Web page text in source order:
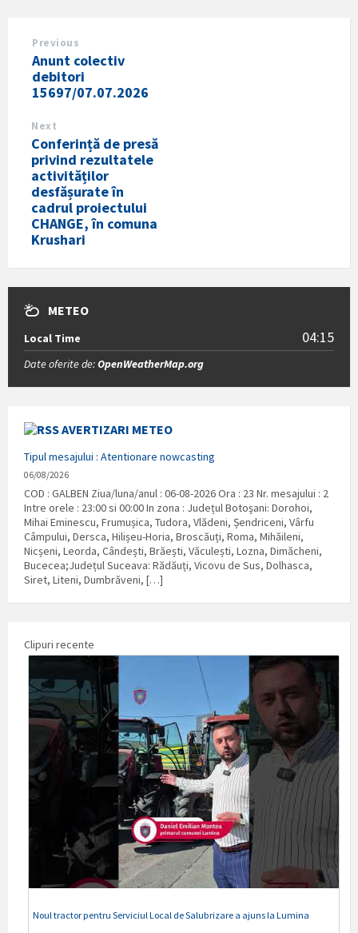
Previous
Anunt colectiv
debitori
15697/07.07.2026
Next
Conferință de presă
privind rezultatele
activităților
desfășurate în
cadrul proiectului
CHANGE, în comuna
Krushari
METEO
Local Time 04:15
Date oferite de:OpenWeatherMap.org
AVERTIZARI METEO
Tipul mesajului : Atentionare nowcasting
06/08/2026
COD : GALBEN Ziua/luna/anul : 06-08-2026 Ora : 23 Nr. mesajului : 2
Intre orele : 23:00 si 00:00 In zona : Județul Botoşani: Dorohoi,
Mihai Eminescu, Frumușica, Tudora, Vlădeni, Șendriceni, Vârfu
Câmpului, Dersca, Hilișeu-Horia, Broscăuți, Roma, Mihăileni,
Nicșeni, Leorda, Cândești, Brăești, Văculești, Lozna, Dimăcheni,
Bucecea;Județul Suceava: Rădăuți, Vicovu de Sus, Dolhasca,
Siret, Liteni, Dumbrăveni, […]
Clipuri recente
Noul tractor pentru Serviciul Local de Salubrizare a ajuns la Lumina